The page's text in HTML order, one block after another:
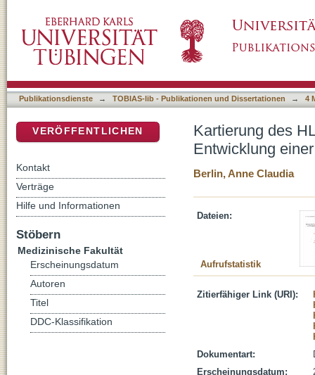
therapeutischen Multipeptidvakzine
Publikationsdienste → TOBIAS-lib - Publikationen und Dissertationen → 4
Kartierung des
Entwicklung
Berlin, Anne Claudia
Dateien:
Aufrufstatistik
Zitierfähiger Link (URI):
Dokumentart:
Erscheinungsdatum:
VERÖFFENTLICHEN
Kontakt
Verträge
Hilfe und Informationen
Stöbern
Medizinische Fakultät
Erscheinungsdatum
Autoren
Titel
DDC-Klassifikation